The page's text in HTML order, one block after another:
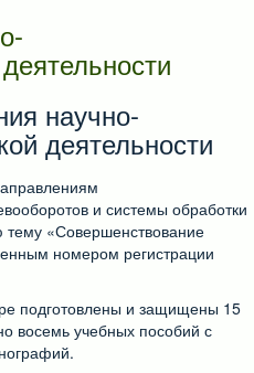
научно-
деятельности
и системы обработки
«Совершенствование
номером регистрации
подготовлены и защищены 15
восемь учебных пособий с